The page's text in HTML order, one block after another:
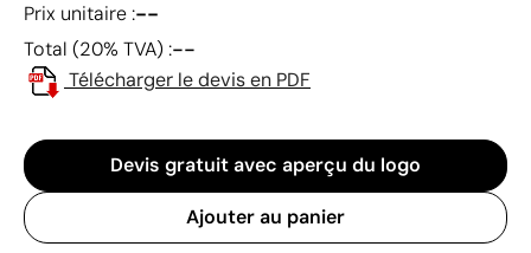
Prix unitaire :--
Total (20% TVA) :--
Télécharger le devis en PDF
Devis gratuit avec aperçu du logo
Ajouter au panier